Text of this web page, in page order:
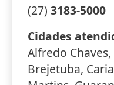
(27) 3183-5000
Cidades
Alfredo
Brejetuba,